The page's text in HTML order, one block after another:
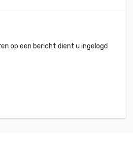
op een bericht dient u ingelogd